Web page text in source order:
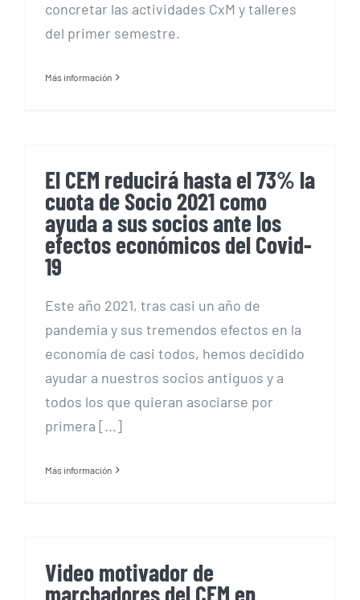
concretar las actividades CxM y talleres
del primer semestre.
Más información
El CEM reducirá hasta el 73% la
cuota de Socio 2021 como
ayuda a sus socios ante los
efectos económicos del Covid-
19
Este año 2021, tras casi un año de
pandemia y sus tremendos efectos en la
economía de casi todos, hemos decidido
ayudar a nuestros socios antiguos y a
todos los que quieran asociarse por
primera [...]
Más información
Video motivador de
marchadores del CEM en